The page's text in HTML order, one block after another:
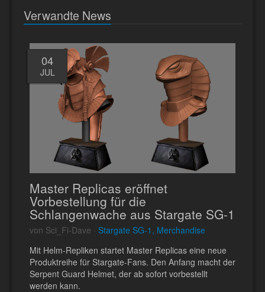
Verwandte News
04
JUL
Master Replicas eröffnet
Vorbestellung für die
Schlangenwache aus Stargate SG-1
von Sci_Fi-Dave · Stargate SG-1, Merchandise
Mit Helm-Repliken startet Master Replicas eine neue
Produktreihe für Stargate-Fans. Den Anfang macht der
Serpent Guard Helmet, der ab sofort vorbestellt
werden kann.